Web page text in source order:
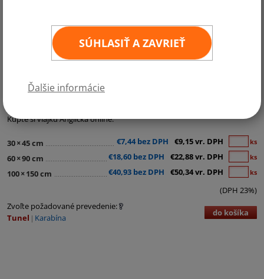
SÚHLASIŤ A ZAVRIEŤ
Ďalšie informácie
Kúpte si vlajku Anglicka online.
30×45 cm €7,44 bez DPH €9,15 vr. DPH ks
60×90 cm €18,60 bez DPH €22,88 vr. DPH ks
100× 150 cm €40,93 bez DPH €50,34 vr. DPH ks
(DPH 23%)
Zvoľte požadované prevedenie:
Tunel
Karabína do košíka